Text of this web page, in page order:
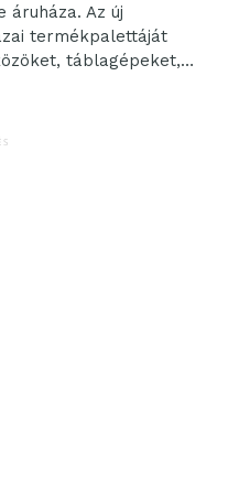
áruháza. Az új
termékpalettáját
táblagépeket,